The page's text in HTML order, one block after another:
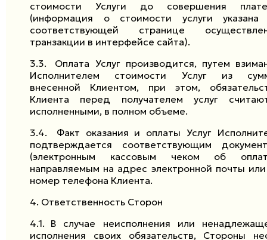
стоимости Услуги до совершения
(информация о стоимости услуги указана
соответствующей странице
транзакции в интерфейсе сайта).
3.3.
Оплата Услуг производится, путем
Исполнителем стоимости Услуг из
внесенной Клиентом, при этом,
Клиента перед получателем услуг
исполненными, в полном объеме.
3.4.
Факт оказания и оплаты Услуг
подтверждается соответствующим
(электронным кассовым чеком об
направляемым на адрес электронной почты
номер телефона Клиента.
4. Ответственность Сторон
4.1. В случае неисполнения или
исполнения своих обязательств, Стороны